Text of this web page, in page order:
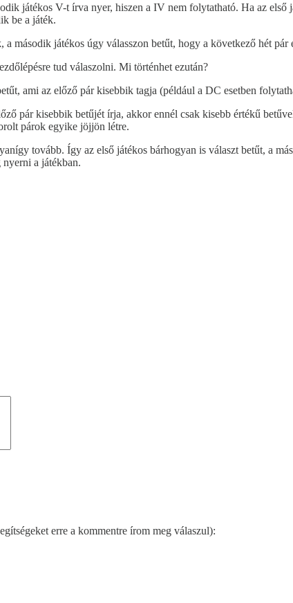
játékos V-t írva nyer, hiszen a IV nem folytatható. Ha az
be a játék.
a második játékos úgy válasszon betűt, hogy a következő hét
tud válaszolni. Mi történhet ezután?
ami az előző pár kisebbik tagja (például a DC esetben
pár kisebbik betűjét írja, akkor ennél csak kisebb értékű
párok egyike jöjjön létre.
tovább. Így az első játékos bárhogyan is választ betűt, a
a játékban.
erre a kommentre írom meg válaszul):